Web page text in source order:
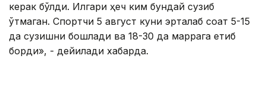
керак бўлди. Илгари ҳеч ким бундай сузиб
ўтмаган. Спортчи 5 август куни эрталаб соат 5-15
да сузишни бошлади ва 18-30 да маррага етиб
борди», - дейилади хабарда.